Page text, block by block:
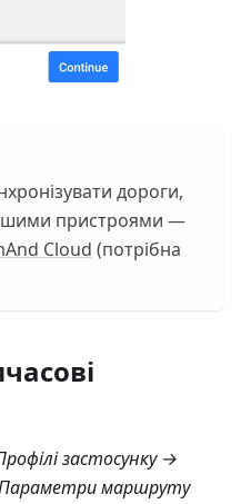
дороги,
пристроями —
Cloud (потрібна
застосунку →
маршруту